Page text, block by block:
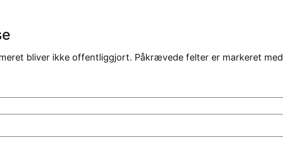
bliver ikke offentliggjort. Påkrævede felter er markeret med